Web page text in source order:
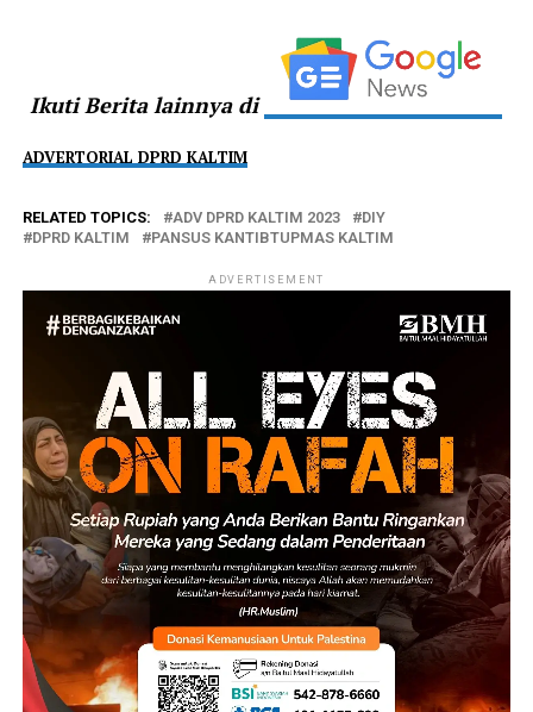
Ikuti Berita lainnya di
ADVERTORIAL DPRD KALTIM
RELATED TOPICS: ADV DPRD KALTIM 2023
DIY
DPRD KALTIM
PANSUS KANTIBTUPMAS KALTIM
ADVERTISEMENT